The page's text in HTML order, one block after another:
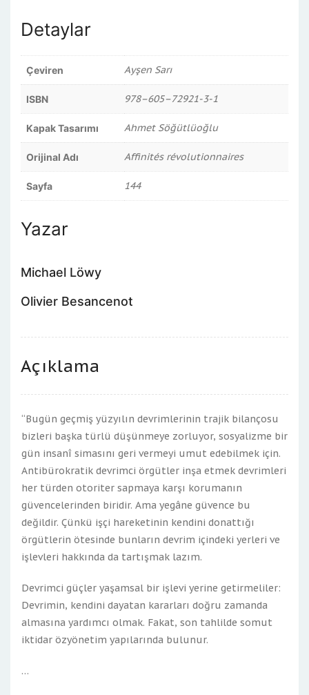
Detaylar
Çeviren Ayşen Sarı
ISBN 978–605–72921-3-1
Kapak Tasarımı Ahmet Söğütlüoğlu
Orijinal Adı Affinités révolutionnaires
Sayfa 144
Yazar
Michael Löwy
Olivier Besancenot
Açıklama
“Bugün geçmiş yüzyılın devrimlerinin trajik bilançosu
bizleri başka türlü düşünmeye zorluyor, sosyalizme bir
gün insanî simasını geri vermeyi umut edebilmek için.
Antibürokratik devrimci örgütler inşa etmek devrimleri
her türden otoriter sapmaya karşı korumanın
güvencelerinden biridir. Ama yegâne güvence bu
değildir. Çünkü işçi hareketinin kendini donattığı
örgütlerin ötesinde bunların devrim içindeki yerleri ve
işlevleri hakkında da tartışmak lazım.
Devrimci güçler yaşamsal bir işlevi yerine getirmeliler:
Devrimin, kendini dayatan kararları doğru zamanda
almasına yardımcı olmak. Fakat, son tahlilde somut
iktidar özyönetim yapılarında bulunur.
…